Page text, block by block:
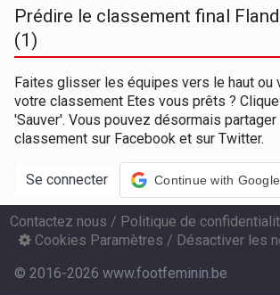
Prédire le classement final
(1)
Faites glisser les équipes vers le haut ou
votre classement Etes vous prêts ?
'Sauver'. Vous pouvez désormais
classement sur Facebook et sur Twitter.
Se connecter Continue with Google
Contactez nous / Politique de
Cookies Paramètres / Désactiver les
© 2016-2026 www.footfeminin.be